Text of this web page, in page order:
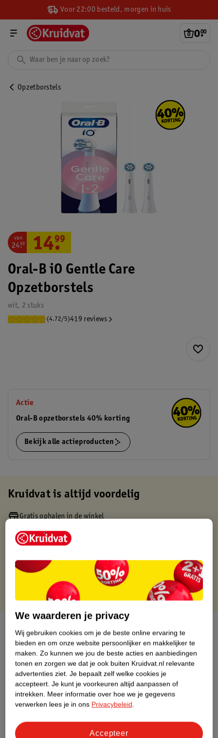
Voor 22:00 besteld, morgen in huis
0.
00
Opzetborstels
Oral-B iO Gentle Care
Opzetborstels
wit, 2 stuks
(4.72/5)419 reviews
van
24.
99 14.
99
Actie
Oral-B opzetborstels 40% korting
Bekijk alle actieproducten
Kruidvat is altijd voordelig
Gratis ophalen in de winkel
Gratis thuisbezorgd vanaf 50.00
Gratis punten met je Kruidvat kaart
Over dit product
Productinformatie
Etiketinformatie
Nature Impact Score
Dit product heeft (nog) geen Nature
Impact Score.
We waarderen je privacy
Wij gebruiken cookies om je de beste online ervaring te
bieden en om onze website persoonlijker en makkelijker te
maken. Zo kunnen we jou de beste acties en aanbiedingen
tonen en zorgen we dat je ook buiten Kruidvat.nl relevante
advertenties ziet. Je bepaalt zelf welke cookies je
accepteert. Je kunt je voorkeuren altijd aanpassen of
intrekken. Meer informatie over hoe we je gegevens
verwerken lees je in ons Privacybeleid.
Accepteer